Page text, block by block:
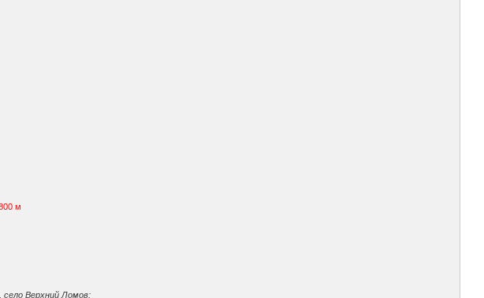
м
село Верхний Ломов;